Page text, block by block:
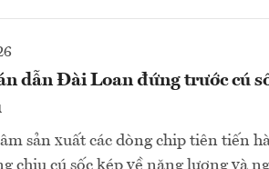
dẫn Đài Loan đứng trước cú
sản xuất các dòng chip tiên tiến
chịu cú sốc kép về năng lượng và